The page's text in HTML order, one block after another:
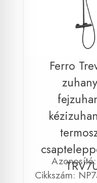
Ferro
Cikkszám: